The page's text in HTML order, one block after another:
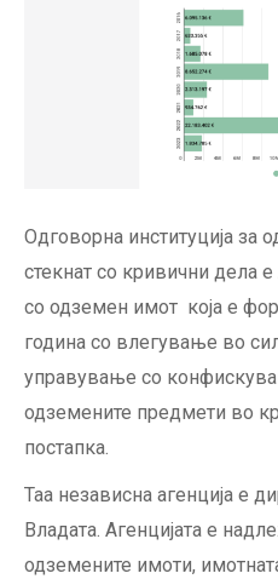
Одговорна институција за
стекнат со кривични дела
со одземен имот која е
година со влегување во
управување со
одземените предмети во
постапка.
Таа независна агенција е
Владата. Агенцијата е
одземените имоти,